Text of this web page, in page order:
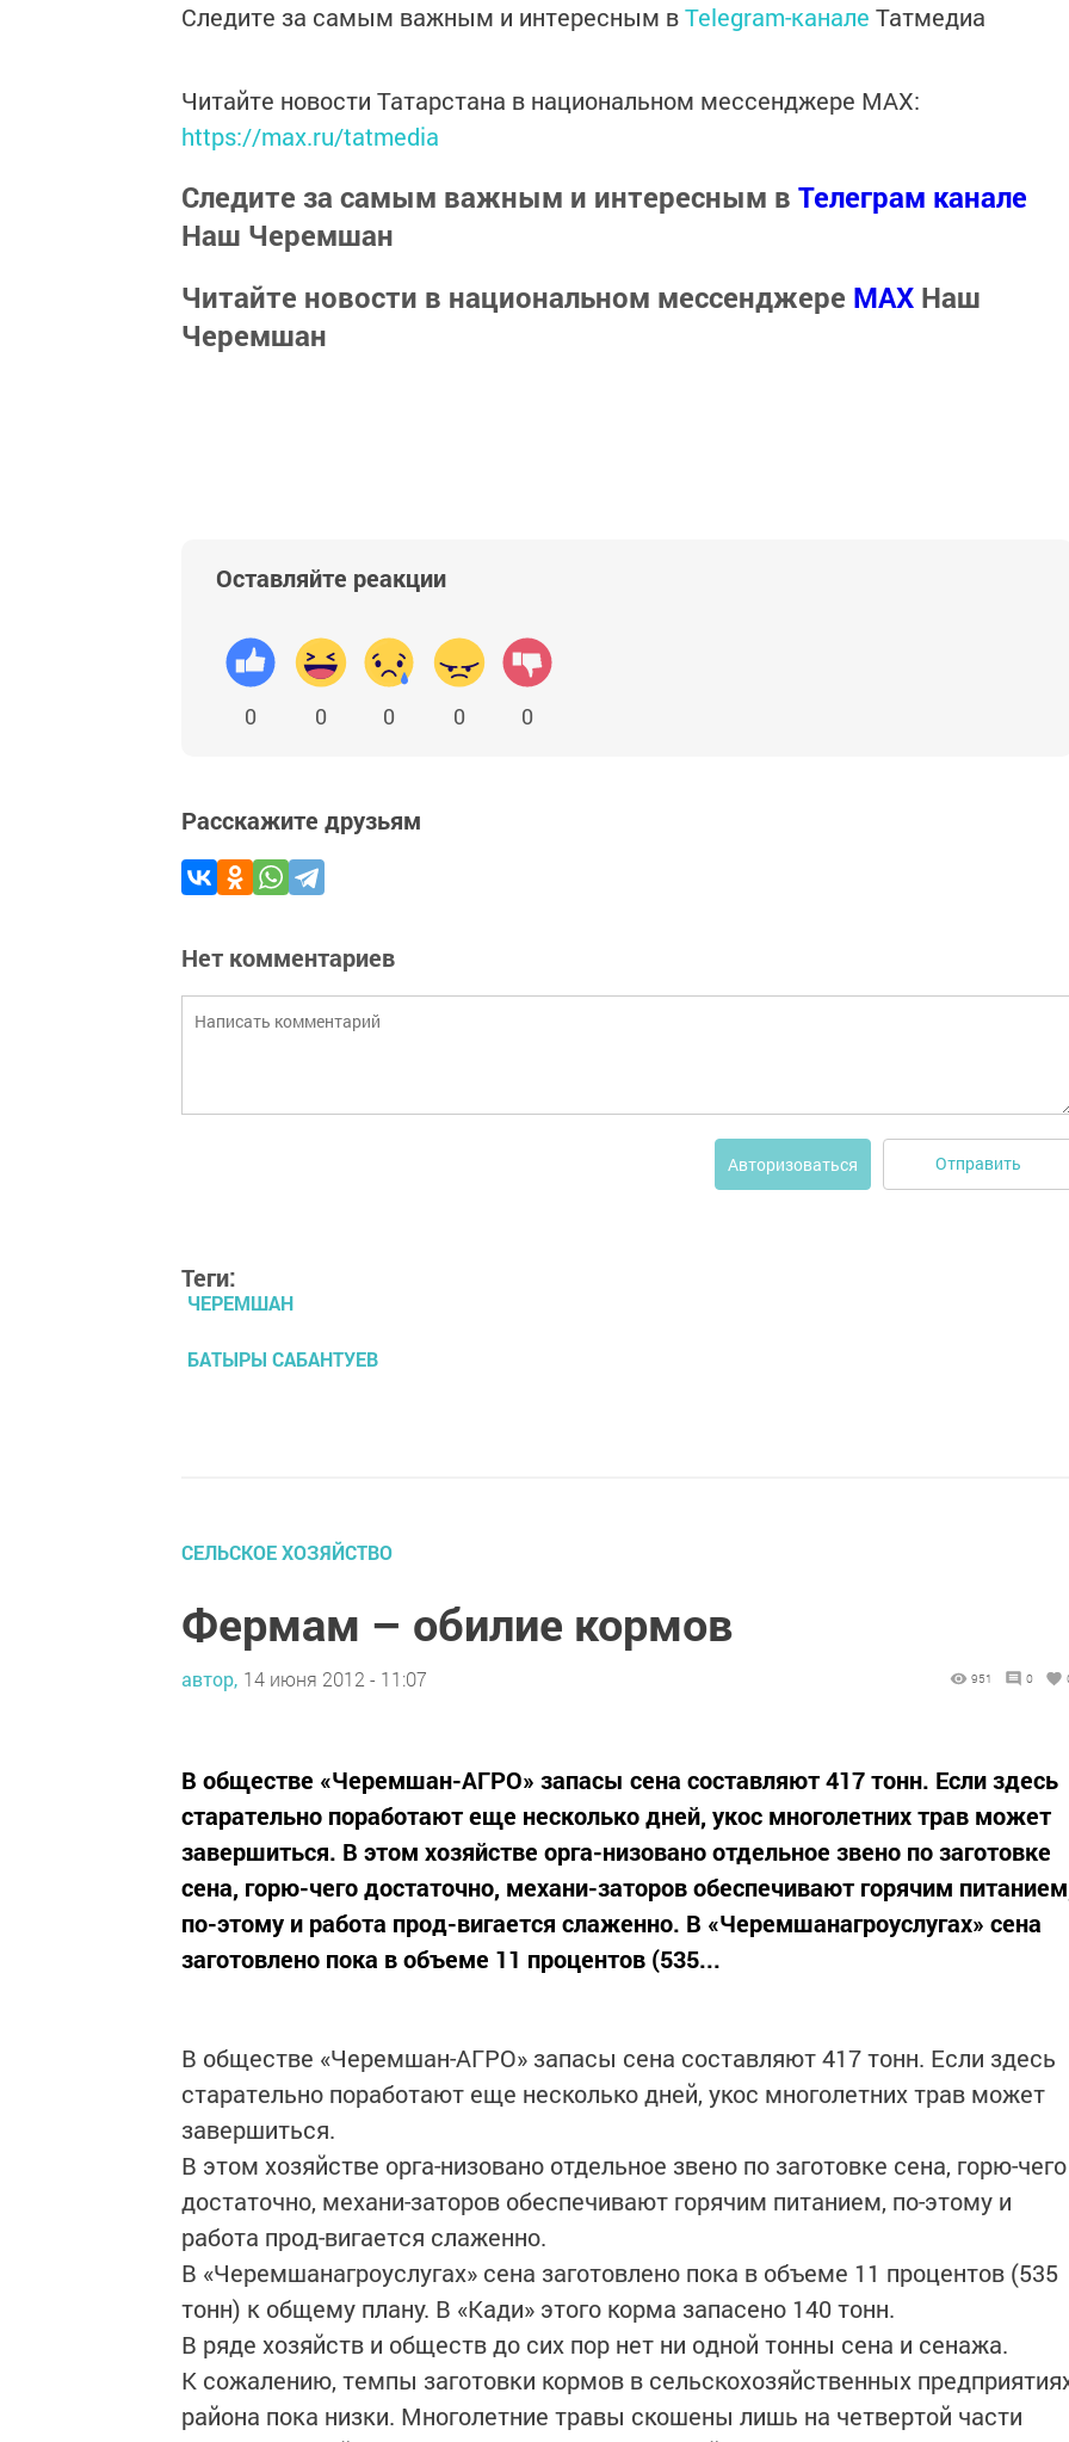
Следите за самым важным и интересным вTelegram-канале Татмедиа
Читайте новости Татарстана в национальном мессенджере MАХ:
https://max.ru/tatmedia
Следите за самым важным и интересным в Телеграм канале
Наш Черемшан
Читайте новости в национальном мессенджере MАХ Наш
Черемшан
Оставляйте реакции
0 0 0 0 0
Расскажите друзьям
Нет комментариев
Авторизоваться Отправить
Теги:
ЧЕРЕМШАН
БАТЫРЫ САБАНТУЕВ
СЕЛЬСКОЕ ХОЗЯЙСТВО
Фермам – обилие кормов
автор, 14 июня 2012 - 11:07 951 0
В обществе «Черемшан-АГРО» запасы сена составляют 417 тонн. Если здесь
старательно поработают еще несколько дней, укос многолетних трав может
завершиться. В этом хозяйстве орга-низовано отдельное звено по заготовке
сена, горю-чего достаточно, механи-заторов обеспечивают горячим
по-этому и работа прод-вигается слаженно. В «Черемшанагроуслугах» сена
заготовлено пока в объеме 11 процентов (535...
В обществе «Черемшан-АГРО» запасы сена составляют 417 тонн. Если здесь
старательно поработают еще несколько дней, укос многолетних трав может
завершиться.
В этом хозяйстве орга-низовано отдельное звено по заготовке сена, горю-чего
достаточно, механи-заторов обеспечивают горячим питанием, по-этому и
работа прод-вигается слаженно.
В «Черемшанагроуслугах» сена заготовлено пока в объеме 11 процентов (535
тонн) к общему плану. В «Кади» этого корма запасено 140 тонн.
В ряде хозяйств и обществ до сих пор нет ни одной тонны сена и сенажа.
К сожалению, темпы заготовки кормов в сельскохозяйственных
района пока низки. Многолетние травы скошены лишь на четвертой части